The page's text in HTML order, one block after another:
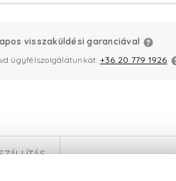
visszaküldési garanciával
ügyfélszolgálatunkat: +36 20 779 1926